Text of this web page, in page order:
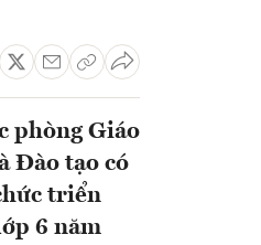
phòng Giáo
Đào tạo có
triển
6 năm